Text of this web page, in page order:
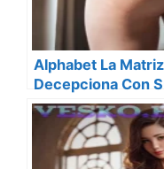
Alphabet La
Decepciona Con
Ingresar Solo 33